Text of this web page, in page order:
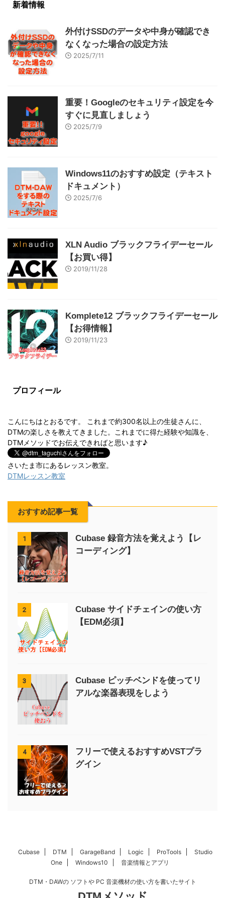
新着情報
外付けSSDのデータや中身が確認でき
なくなった場合の設定方法
2025/7/11
重要！Googleのセキュリティ設定を今
すぐに見直しましょう
2025/7/9
Windows11のおすすめ設定（テキスト
ドキュメント）
2025/7/6
XLN Audio ブラックフライデーセール
【お買い得】
2019/11/28
Komplete12 ブラックフライデーセール
【お得情報】
2019/11/23
プロフィール
こんにちはとおるです。 これまで約300名以上の生徒さんに、
DTMの楽しさを教えてきました。これまでに得た経験や知識を、
DTMメソッドでお伝えできればと思います♪
さいたま市にあるレッスン教室。
DTMレッスン教室
おすすめ記事一覧
1
Cubase 録音方法を覚えよう【レ
コーディング】
2
Cubase サイドチェインの使い方
【EDM必須】
3
Cubase ピッチベンドを使ってリ
アルな楽器表現をしよう
4
フリーで使えるおすすめVSTプラ
グイン
Cubase DTM GarageBand Logic ProTools
Studio
One
Windows10 音楽情報とアプリ
DTM・DAWの ソフトや PC 音楽機材の使い方を書いたサイト